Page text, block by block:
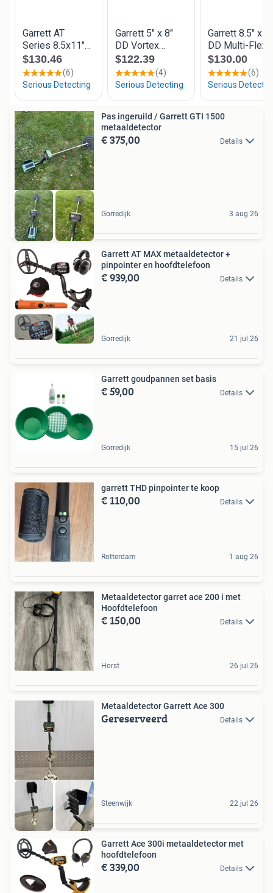
Pas ingeruild / Garrett GTI 1500
metaaldetector
€ 375,00 Details
Gorredijk 3 aug 26
Garrett AT MAX metaaldetector +
pinpointer en hoofdtelefoon
€ 939,00 Details
Gorredijk 21 jul 26
Garrett goudpannen set basis
€ 59,00 Details
Gorredijk 15 jul 26
garrett THD pinpointer te koop
€ 110,00 Details
Rotterdam 1 aug 26
Metaaldetector garret ace 200 i met
Hoofdtelefoon
€ 150,00 Details
Horst 26 jul 26
Metaaldetector Garrett Ace 300
Gereserveerd Details
Steenwijk 22 jul 26
Garrett Ace 300i metaaldetector met
hoofdtelefoon
€ 339,00 Details